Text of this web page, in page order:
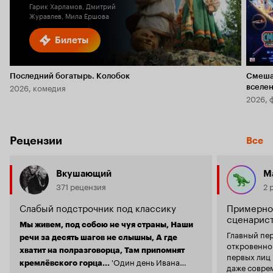
Билеты
Гарик Харламов, Дмитрий
Журавлев, Мила Ершова
Последний богатырь. Колобок
2026, комедия
2026,
Рецензии Все
Вкушающий
371 рецензия
Слабый подстрочник под классику
Мы живем, под собою не чуя страны, Наши
речи за десять шагов не слышны, А где
хватит на полразговорца, Там припомнят
кремлёвского горца...
2
Примерно
Главный
первых лиц
даже